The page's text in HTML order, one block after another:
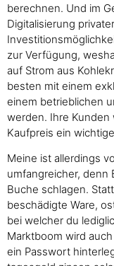
berechnen. Und im
Digitalisierung
zur Verfügung,
auf Strom aus
besten mit einem
einem betrieblichen
werden. Ihre
Kaufpreis ein
Meine ist allerdings
umfangreicher, denn
Buche schlagen.
beschädigte Ware,
bei welcher du
Marktboom wird
ein Passwort